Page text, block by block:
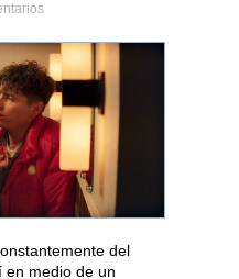
del
en medio de un